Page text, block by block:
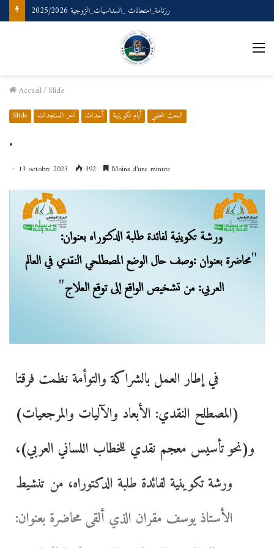
رزنامة_امتحانات _السداسيات_الزوجية 2025/2026
Accueil/Slide
Slide آخر المستجدات أحداث أيام تكوينية البحث العلمي
.
13 octobre 2023 392 Moins d’une minute
في إطار العمل بالشراكة والتوأمة نظمت فرقتا
(المصطلح النقدي: الأبعاد والآليات والمرجعيات)
و(نحو تأسيس معجم نقدي للخطاب اللساني العربي)،
ورشة تكوينية لفائدة طلبة الدكتوراه، من تنشيط
الأستاذ يوسف مقران الذي ألقى محاضرة بعنوان: